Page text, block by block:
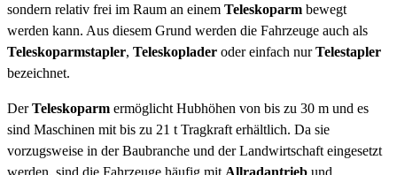
sondern relativ frei im Raum an einem Teleskoparm bewegt
werden kann. Aus diesem Grund werden die Fahrzeuge auch als
Teleskoparmstapler, Teleskoplader oder einfach nurTelestapler
bezeichnet.
DerTeleskoparm ermöglicht Hubhöhen von bis zu 30 m und es
sind Maschinen mit bis zu 21 t Tragkraft erhältlich. Da sie
vorzugsweise in der Baubranche und der Landwirtschaft eingesetzt